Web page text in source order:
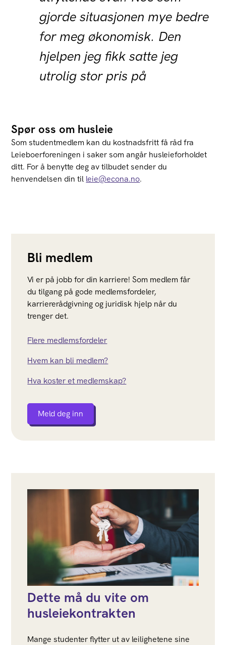
gjorde situasjonen mye bedre
for meg økonomisk. Den
hjelpen jeg fikk satte jeg
utrolig stor pris på
Spør oss om husleie
Som studentmedlem kan du kostnadsfritt få råd fra
Leieboerforeningen i saker som angår husleieforholdet
ditt. For å benytte deg av tilbudet sender du
henvendelsen din til leie@econa.no.
Bli medlem
Vi er på jobb for din karriere! Som medlem får
du tilgang på gode medlemsfordeler,
karriererådgivning og juridisk hjelp når du
trenger det.
Flere medlemsfordeler
Hvem kan bli medlem?
Hva koster et medlemskap?
Meld deg inn
Dette må du vite om
husleiekontrakten
Mange studenter flytter ut av leilighetene sine